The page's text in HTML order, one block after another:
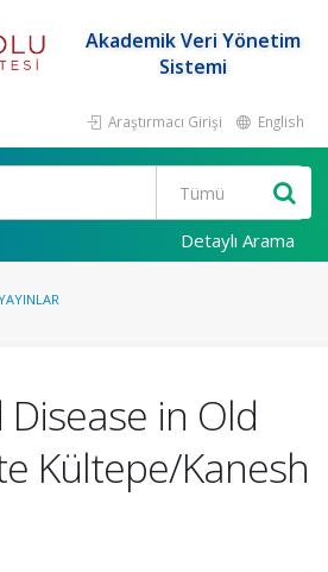
Akademik Veri Yönetim
Sistemi
Araştırmacı Girişi English
Detaylı Arama
in Old
Kültepe/Kanesh